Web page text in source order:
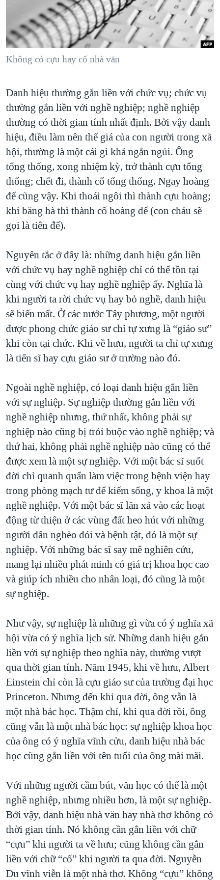
NGƯỜI VIỆT HẢI NGOẠI
ĐỜI SỐNG
KINH TẾ
KHOA HỌC
VĂN HOÁ
GIÁO DỤC
HÀNH TRÌNH BẦU CỬ 2024
MỘT NĂM CHIẾN TRANH TẠI DẢI GAZA
GIẢI MÃ VÀNH ĐAI & CON ĐƯỜNG
TRỊNH VĨNH BÌNH - NGƯỜI HẠ 'BÊN THẮNG CUỘC'
GROUND ZERO – XƯA VÀ NAY
CHI PHÍ CHIẾN TRANH AFGHANISTAN
CÁC GIÁ TRỊ CỘNG HÒA Ở VIỆT NAM
THƯỢNG ĐỈNH TRUMP-KIM TẠI VIỆT NAM
TRỊNH VĨNH BÌNH VS. CHÍNH PHỦ VIỆT NAM
NGƯ DÂN VIỆT VÀ LÀN SÓNG TRỘM HẢI SÂM
BÊN KIA QUỐC LỘ: TIẾNG VỌNG TỪ NÔNG THÔN MỸ
QUAN HỆ VIỆT MỸ
NGHE
MẠNG XÃ HỘI
Ngôn ngữ khác
Không có cựu hay cố nhà văn
Danh hiệu thường gắn liền với chức vụ; chức vụ
thường gắn liền với nghề nghiệp; nghề nghiệp
thường có thời gian tính nhất định. Bởi vậy danh
hiệu, điều làm nên thế giá của con người trong xã
hội, thường là một cái gì khá ngắn ngủi. Ông
tổng thống, xong nhiệm kỳ, trở thành cựu tổng
thống; chết đi, thành cố tổng thống. Ngay hoàng
đế cũng vậy. Khi thoái ngôi thì thành cựu hoàng;
khi băng hà thì thành cố hoàng đế (con cháu sẽ
gọi là tiên đế).
Nguyên tắc ở đây là: những danh hiệu gắn liền
với chức vụ hay nghề nghiệp chỉ có thể tồn tại
cùng với chức vụ hay nghề nghiệp ấy. Nghĩa là
khi người ta rời chức vụ hay bỏ nghề, danh hiệu
sẽ biến mất. Ở các nước Tây phương, một người
được phong chức giáo sư chỉ tự xưng là “giáo sư”
khi còn tại chức. Khi về hưu, người ta chỉ tự xưng
là tiến sĩ hay cựu giáo sư ở trường nào đó.
Ngoài nghề nghiệp, có loại danh hiệu gắn liền
với sự nghiệp. Sự nghiệp thường gắn liền với
nghề nghiệp nhưng, thứ nhất, không phải sự
nghiệp nào cũng bị trói buộc vào nghề nghiệp; và
thứ hai, không phải nghề nghiệp nào cũng có thể
được xem là một sự nghiệp. Với một bác sĩ suốt
đời chỉ quanh quẩn làm việc trong bệnh viện hay
trong phòng mạch tư để kiếm sống, y khoa là một
nghề nghiệp. Với một bác sĩ lăn xả vào các hoạt
động từ thiện ở các vùng đất heo hút với những
người dân nghèo đói và bệnh tật, đó là một sự
nghiệp. Với những bác sĩ say mê nghiên cứu,
mang lại nhiều phát minh có giá trị khoa học cao
và giúp ích nhiều cho nhân loại, đó cũng là một
sự nghiệp.
Như vậy, sự nghiệp là những gì vừa có ý nghĩa xã
hội vừa có ý nghĩa lịch sử. Những danh hiệu gắn
liền với sự nghiệp theo nghĩa này, thường vượt
qua thời gian tính. Năm 1945, khi về hưu, Albert
Einstein chỉ còn là cựu giáo sư của trường đại học
Princeton. Nhưng đến khi qua đời, ông vẫn là
một nhà bác học. Thậm chí, khi qua đời rồi, ông
cũng vẫn là một nhà bác học: sự nghiệp khoa học
của ông có ý nghĩa vĩnh cửu, danh hiệu nhà bác
học cũng gắn liền với tên tuổi của ông mãi mãi.
Với những người cầm bút, văn học có thể là một
nghề nghiệp, nhưng nhiều hơn, là một sự nghiệp.
Bởi vậy, danh hiệu nhà văn hay nhà thơ không có
thời gian tính. Nó không cần gắn liền với chữ
“cựu” khi người ta về hưu; cũng không cần gắn
liền với chữ “cố” khi người ta qua đời. Nguyễn
Du vĩnh viễn là một nhà thơ. Không “cựu” không